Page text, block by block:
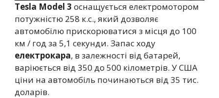
Tesla Model 3 оснащується електромотором
потужністю 258 к.с., який дозволяє
автомобілю прискорюватися з місця до 100
км / год за 5,1 секунди. Запас ходу
електрокара, в залежності від батарей,
варіюється від 350 до 500 кілометрів. У США
ціни на автомобіль починаються від 35 тис.
доларів.